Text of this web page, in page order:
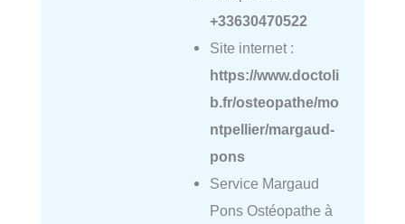
+33630470522
Site internet :
https://www.doctoli
b.fr/osteopathe/mo
ntpellier/margaud-
pons
Service Margaud
Pons Ostéopathe à